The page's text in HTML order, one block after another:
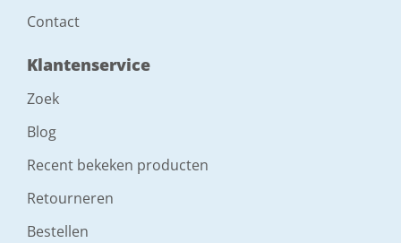
Contact
Klantenservice
Zoek
Blog
Recent bekeken producten
Retourneren
Bestellen